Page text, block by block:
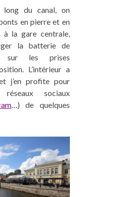
long du canal, on
en pierre et en
la gare centrale,
la batterie de
sur les prises
L’intérieur a
j’en profite pour
sociaux
…) de quelques